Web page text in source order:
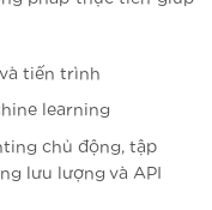
tiến trình
learning
chủ động, tập
lưu lượng và API